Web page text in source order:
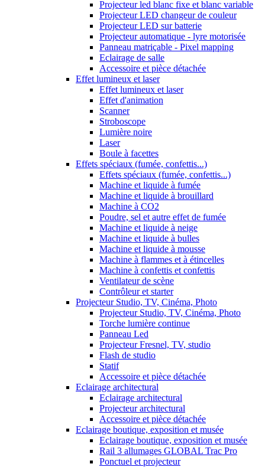
Projecteur led blanc fixe et blanc variable
Projecteur LED changeur de couleur
Projecteur LED sur batterie
Projecteur automatique - lyre motorisée
Panneau matriçable - Pixel mapping
Eclairage de salle
Accessoire et pièce détachée
Effet lumineux et laser
Effet lumineux et laser
Effet d'animation
Scanner
Stroboscope
Lumière noire
Laser
Boule à facettes
Effets spéciaux (fumée, confettis...)
Effets spéciaux (fumée, confettis...)
Machine et liquide à fumée
Machine et liquide à brouillard
Machine à CO2
Poudre, sel et autre effet de fumée
Machine et liquide à neige
Machine et liquide à bulles
Machine et liquide à mousse
Machine à flammes et à étincelles
Machine à confettis et confettis
Ventilateur de scène
Contrôleur et starter
Projecteur Studio, TV, Cinéma, Photo
Projecteur Studio, TV, Cinéma, Photo
Torche lumière continue
Panneau Led
Projecteur Fresnel, TV, studio
Flash de studio
Statif
Accessoire et pièce détachée
Eclairage architectural
Eclairage architectural
Projecteur architectural
Accessoire et pièce détachée
Eclairage boutique, exposition et musée
Eclairage boutique, exposition et musée
Rail 3 allumages GLOBAL Trac Pro
Ponctuel et projecteur